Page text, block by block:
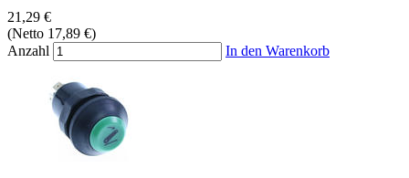
21,29 €
(Netto 17,89 €)
Anzahl
In den Warenkorb